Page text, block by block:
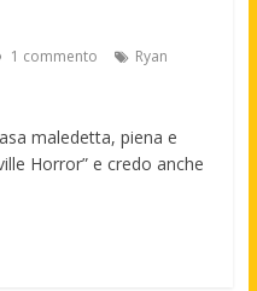
1 commento
Ryan
maledetta, piena e
Horror” e credo anche